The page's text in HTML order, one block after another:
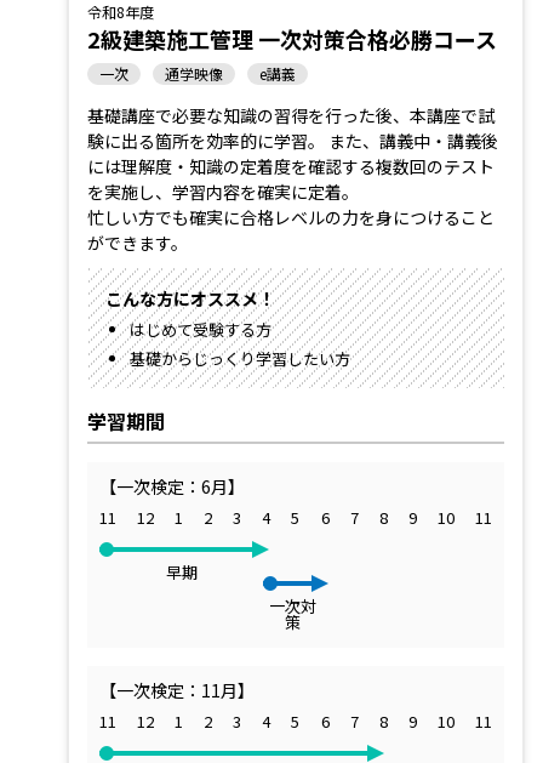
令和8年度
2級建築施工管理 一次対策合格必勝コース
一次 通学映像 e講義
基礎講座で必要な知識の習得を行った後、本講座で試
験に出る箇所を効率的に学習。 また、講義中・講義後
には理解度・知識の定着度を確認する複数回のテスト
を実施し、学習内容を確実に定着。
忙しい方でも確実に合格レベルの力を身につけること
ができます。
こんな方にオススメ！
はじめて受験する方
基礎からじっくり学習したい方
学習期間
【一次検定：6月】
11 12 1 2 3 4 5 6 7 8 9 10 11
早期
一次対
策
【一次検定：11月】
11 12 1 2 3 4 5 6 7 8 9 10 11